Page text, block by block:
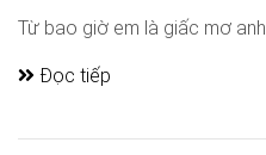
Từ bao giờ em là giấc mơ anh
Đọc tiếp